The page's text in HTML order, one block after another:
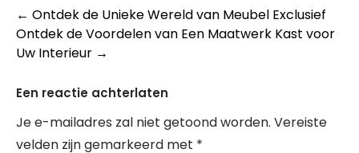
Berichtnavigatie
← Ontdek de Unieke Wereld van Meubel Exclusief
Ontdek de Voordelen van Een Maatwerk Kast voor
Uw Interieur →
Een reactie achterlaten
Je e-mailadres zal niet getoond worden. Vereiste
velden zijn gemarkeerd met *